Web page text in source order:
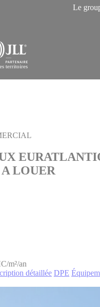
Le
territoires
LOUER
m²/an
détaillée DPE